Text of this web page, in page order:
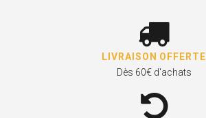
LIVRAISON OFFERTE
Dès 60€ d'achats